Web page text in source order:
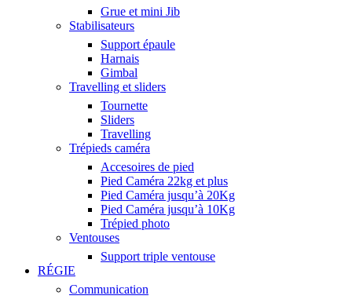
Grue et mini Jib
Stabilisateurs
Support épaule
Harnais
Gimbal
Travelling et sliders
Tournette
Sliders
Travelling
Trépieds caméra
Accesoires de pied
Pied Caméra 22kg et plus
Pied Caméra jusqu’à 20Kg
Pied Caméra jusqu’à 10Kg
Trépied photo
Ventouses
Support triple ventouse
RÉGIE
Communication